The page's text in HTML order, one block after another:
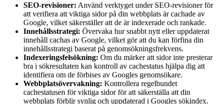
SEO-revisioner: Använd verktyget under SEO-revisioner för
att verifiera att viktiga sidor på din webbplats är cachade av
Google, vilket säkerställer att de är indexerade och rankade.
Innehållsstrategi: Övervaka hur snabbt nytt eller uppdaterat
innehåll cachas av Google, vilket gör att du kan förfina din
innehållsstrategi baserat på genomsökningsfrekvens.
Indexeringsfelsökning: Om du märker att sidor inte presterar
bra i sökresultaten kan kontroll av cachestatus hjälpa dig att
identifiera om de förbises av Googles genomsökare.
Webbplatsövervakning: Kontrollera regelbundet
cachestatusen för viktiga sidor för att säkerställa att din
webbplats förblir synlig och uppdaterad i Googles sökindex.